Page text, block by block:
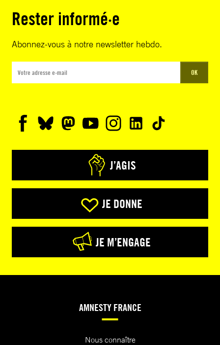
Rester informé·e
Abonnez-vous à notre newsletter hebdo.
OK
J’AGIS
JE DONNE
JE M’ENGAGE
AMNESTY FRANCE
Nous connaître